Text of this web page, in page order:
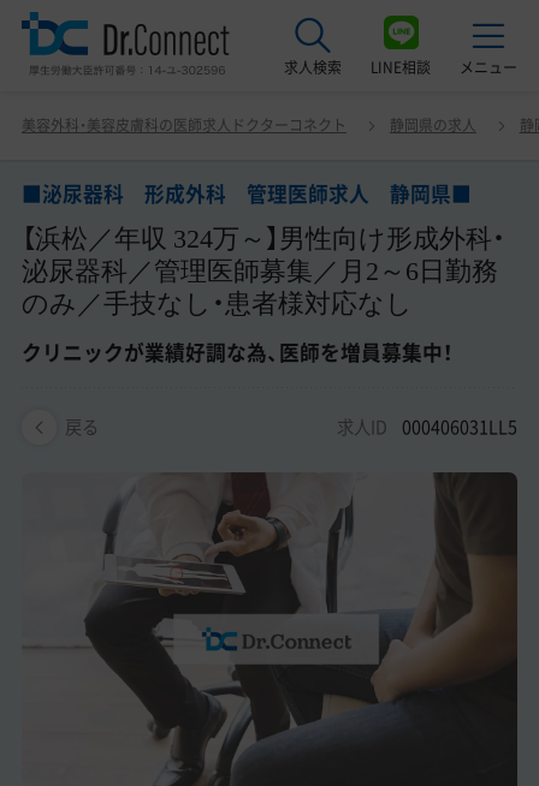
求人検索 LINE相談 メニュー
美容クリニック見学ご希望の方はこちら
サービス紹介
ドクターコネクトの強み
エージェント紹介
常勤求人一覧
美容医療医師の転職お役立ちコンテンツ
美容クリニック見学・研修情報
美容外科・美容皮膚科の医師転職体験談
美容クリニックインタビュー
美容医療の転職お役立ち記事
美容外科・美容皮膚科の医師求人ドクターコネクト 静岡県の求人 静
■泌尿器科 形成外科 管理医師求人 静岡県■
【浜松／年収 324万～】男性向け形成外科・
泌尿器科／管理医師募集／月2～6日勤務
のみ／手技なし・患者様対応なし
クリニックが業績好調な為、医師を増員募集中！
戻る 求人ID 000406031LL5
■泌尿器科 形成外科 管理医師求人 静岡県■ 【浜松／
年収 324万～】男性向け形成外科・泌尿器科／管理医師募集
クが業績好調な為、医師を増員募集中！